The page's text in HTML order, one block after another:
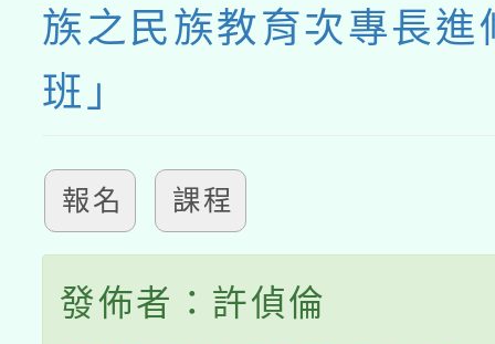
族之民族教育次專長進
班」
報名 課程
發佈者：許偵倫